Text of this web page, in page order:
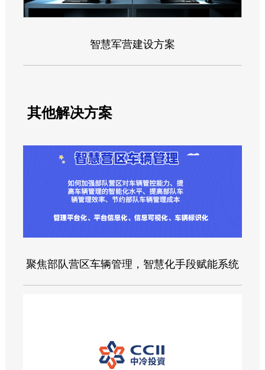
智慧军营建设方案
其他解决方案
聚焦部队营区车辆管理，智慧化手段赋能系统